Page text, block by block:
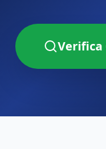
Verifica